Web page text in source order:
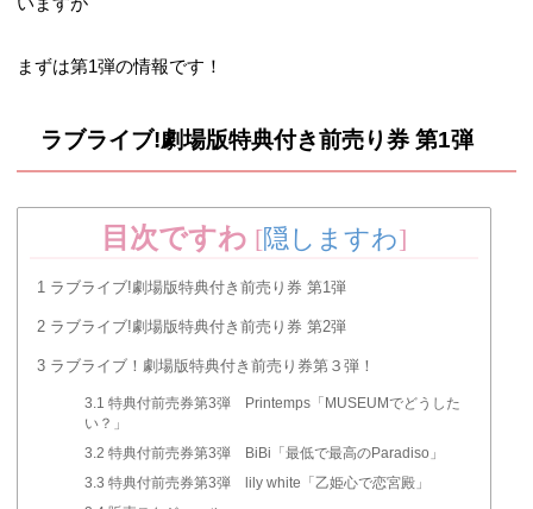
まずは第1弾の情報です！
ラブライブ!劇場版特典付き前売り券 第1弾
目次ですわ [隠しますわ]
1 ラブライブ!劇場版特典付き前売り券 第1弾
2 ラブライブ!劇場版特典付き前売り券 第2弾
3 ラブライブ！劇場版特典付き前売り券第３弾！
3.1 特典付前売券第3弾 Printemps「MUSEUMでどうした
い？」
3.2 特典付前売券第3弾 BiBi「最低で最高のParadiso」
3.3 特典付前売券第3弾 lily white「乙姫心で恋宮殿」